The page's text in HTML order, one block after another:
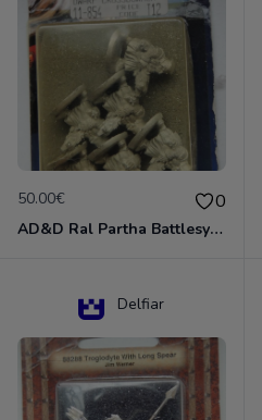
50.00€ 0
AD&D Ral Partha Battlesystem Miniatures Pack Iron Lord Dwarf Crossbowmen 11-854
Delfiar